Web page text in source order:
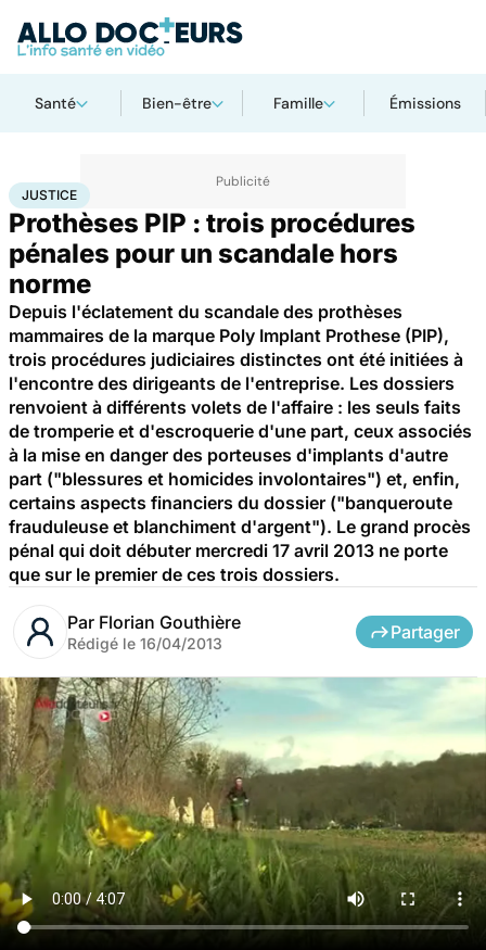
Santé Bien-être Famille Émissions
AccueilSanté Justice
JUSTICE
Prothèses PIP : trois procédures
pénales pour un scandale hors
norme
Depuis l'éclatement du scandale des prothèses
mammaires de la marque Poly Implant Prothese (PIP),
trois procédures judiciaires distinctes ont été initiées à
l'encontre des dirigeants de l'entreprise. Les dossiers
renvoient à différents volets de l'affaire : les seuls faits
de tromperie et d'escroquerie d'une part, ceux associés
à la mise en danger des porteuses d'implants d'autre
part ("blessures et homicides involontaires") et, enfin,
certains aspects financiers du dossier ("banqueroute
frauduleuse et blanchiment d'argent"). Le grand procès
pénal qui doit débuter mercredi 17 avril 2013 ne porte
que sur le premier de ces trois dossiers.
Par Florian Gouthière
Rédigé le 16/04/2013
Partager